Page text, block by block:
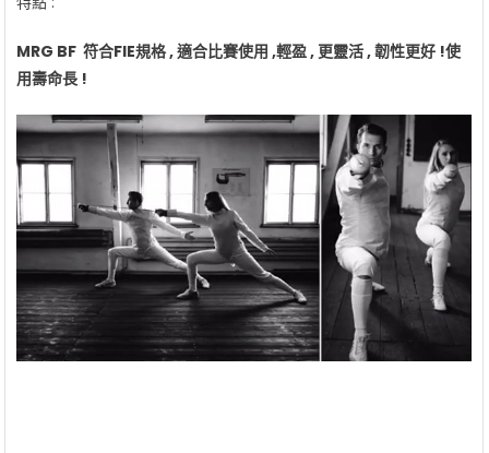
MRG BF 符合FIE規格 , 適合比賽使用 ,輕盈, 更靈活,韌性更好 !使
用壽命長 !